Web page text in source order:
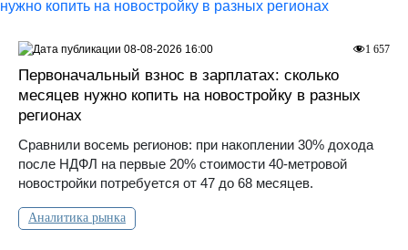
Первоначальный взнос в зарплатах: сколько
месяцев нужно копить на новостройку в разных
регионах
Сравнили восемь регионов: при накоплении 30% дохода
после НДФЛ на первые 20% стоимости 40-метровой
новостройки потребуется от 47 до 68 месяцев.
Аналитика рынка
1 657
08-08-2026 16:00